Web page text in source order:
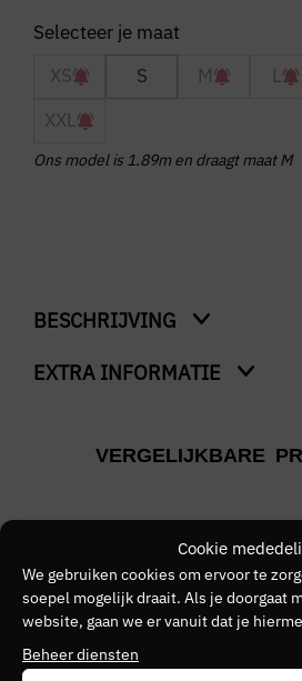
Cookie
We gebruiken cookies om ervoor te
soepel mogelijk draait. Als je doorgaat
website, gaan we er vanuit dat je
Beheer diensten
XS S M L
XXL
Ons model is 1.89m en draagt maat M
BESCHRIJVING
Openwork Knitted Polo
EXTRA INFORMATIE
Blauw
Kleurnummer
30
VERGELIJKBARE